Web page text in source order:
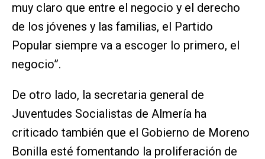
muy claro que entre el negocio y el derecho
de los jóvenes y las familias, el Partido
Popular siempre va a escoger lo primero, el
negocio”.
De otro lado, la secretaria general de
Juventudes Socialistas de Almería ha
criticado también que el Gobierno de Moreno
Bonilla esté fomentando la proliferación de